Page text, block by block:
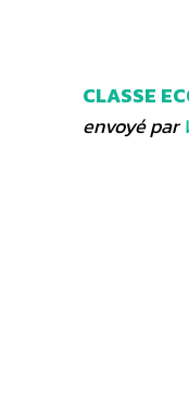
CLASSE
envoyé par